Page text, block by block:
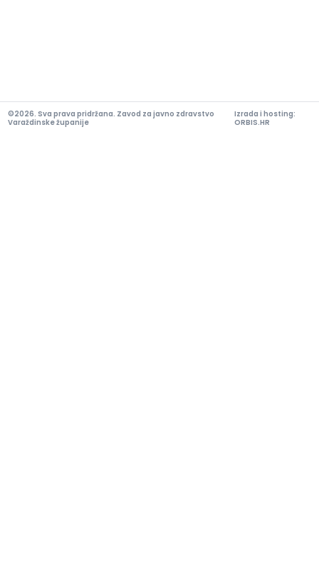
©2026. Sva prava pridržana. Zavod za javno zdravstvo
Varaždinske županije
Izrada i hosting:
ORBIS.HR